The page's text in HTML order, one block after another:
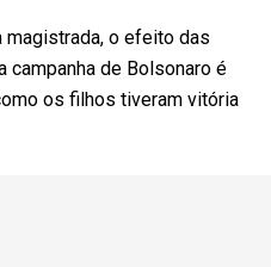
magistrada, o efeito das
de Bolsonaro é
os filhos tiveram vitória